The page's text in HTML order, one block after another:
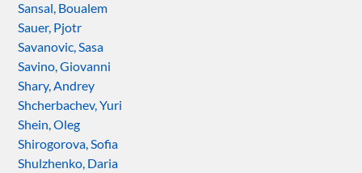
Sansal, Boualem
Sauer, Pjotr
Savanovic, Sasa
Savino, Giovanni
Shary, Andrey
Shcherbachev, Yuri
Shein, Oleg
Shirogorova, Sofia
Shulzhenko, Daria